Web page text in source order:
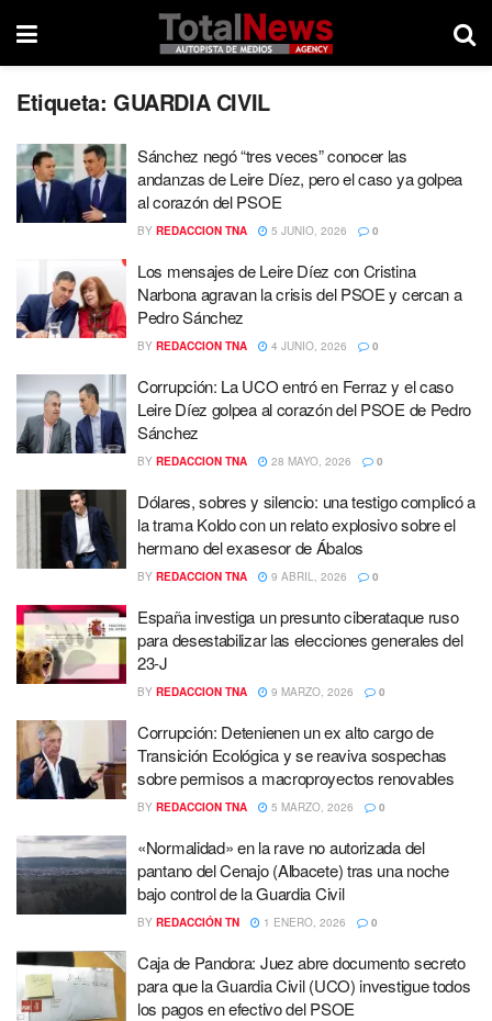
Etiqueta: GUARDIA CIVIL
Sánchez negó “tres veces” conocer las
andanzas de Leire Díez, pero el caso ya golpea
al corazón del PSOE
BY REDACCION TNA 5 JUNIO, 2026 0
Los mensajes de Leire Díez con Cristina
Narbona agravan la crisis del PSOE y cercan a
Pedro Sánchez
BY REDACCION TNA 4 JUNIO, 2026 0
Corrupción: La UCO entró en Ferraz y el caso
Leire Díez golpea al corazón del PSOE de Pedro
Sánchez
BY REDACCION TNA 28 MAYO, 2026 0
Dólares, sobres y silencio: una testigo complicó a
la trama Koldo con un relato explosivo sobre el
hermano del exasesor de Ábalos
BY REDACCION TNA 9 ABRIL, 2026 0
España investiga un presunto ciberataque ruso
para desestabilizar las elecciones generales del
23-J
BY REDACCION TNA 9 MARZO, 2026 0
Corrupción: Detenienen un ex alto cargo de
Transición Ecológica y se reaviva sospechas
sobre permisos a macroproyectos renovables
BY REDACCION TNA 5 MARZO, 2026 0
«Normalidad» en la rave no autorizada del
pantano del Cenajo (Albacete) tras una noche
bajo control de la Guardia Civil
BY REDACCIÓN TN 1 ENERO, 2026 0
Caja de Pandora: Juez abre documento secreto
para que la Guardia Civil (UCO) investigue todos
los pagos en efectivo del PSOE